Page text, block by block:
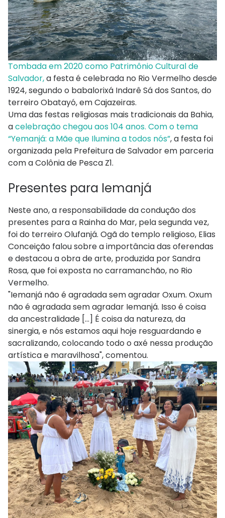
Tombada em 2020 como Patrimônio Cultural de
Salvador,a festa é celebrada no Rio Vermelho desde
1924, segundo o babalorixá Indarê Sá dos Santos, do
terreiro Obatayó, em Cajazeiras.
Uma das festas religiosas mais tradicionais da Bahia,
acelebração chegou aos 104 anos. Com o tema
“Yemanjá: a Mãe que Ilumina a todos nós”, a festa foi
organizada pela Prefeitura de Salvador em parceria
com a Colônia de Pesca Z1.
Presentes para Iemanjá
Neste ano, a responsabilidade da condução dos
presentes para a Rainha do Mar, pela segunda vez,
foi do terreiro Olufanjá. Ogã do templo religioso, Elias
Conceição falou sobre a importância das oferendas
e destacou a obra de arte, produzida por Sandra
Rosa, que foi exposta no carramanchão, no Rio
Vermelho.
"Iemanjá não é agradada sem agradar Oxum. Oxum
não é agradada sem agradar Iemanjá. Isso é coisa
da ancestralidade [...] É coisa da natureza, da
sinergia, e nós estamos aqui hoje resguardando e
sacralizando, colocando todo o axé nessa produção
artística e maravilhosa", comentou.